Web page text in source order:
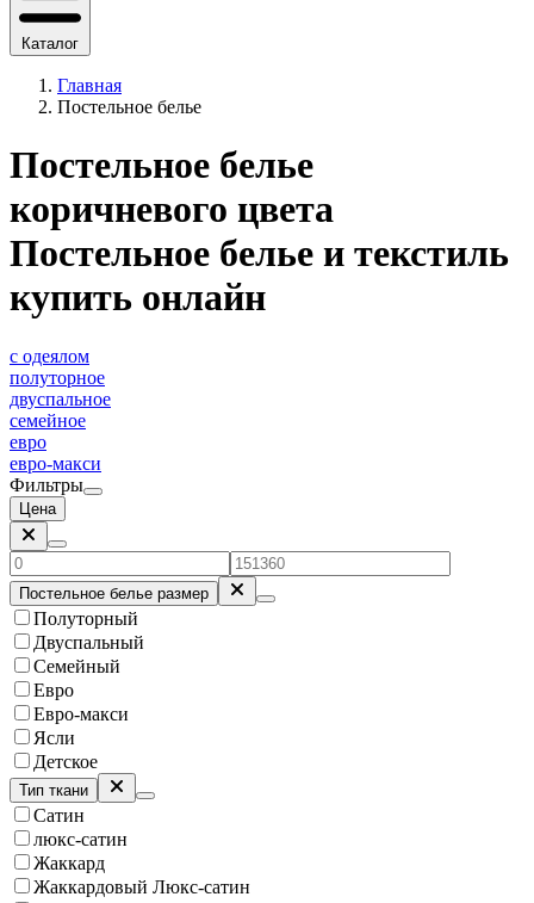
Каталог
Главная
Постельное белье
Постельное белье
коричневого цвета
Постельное белье и текстиль
купить онлайн
с одеялом
полуторное
двуспальное
семейное
евро
евро-макси
Фильтры
Цена
Постельное белье размер
Полуторный
Двуспальный
Семейный
Евро
Евро-макси
Ясли
Детское
Тип ткани
Сатин
люкс-сатин
Жаккард
Жаккардовый Люкс-сатин